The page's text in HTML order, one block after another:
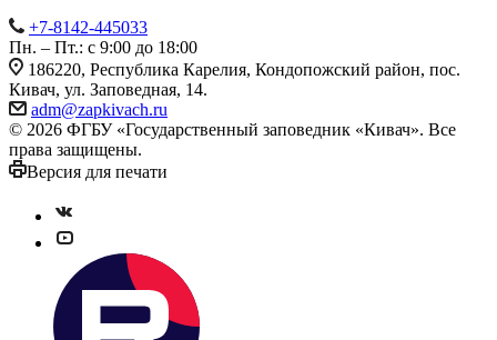
+7-8142-445033
Пн. – Пт.: с 9:00 до 18:00
186220, Республика Карелия, Кондопожский район, пос.
Кивач, ул. Заповедная, 14.
adm@zapkivach.ru
© 2026 ФГБУ «Государственный заповедник «Кивач». Все
права защищены.
Версия для печати